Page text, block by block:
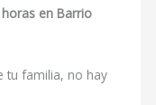
en Barrio
tu familia, no hay